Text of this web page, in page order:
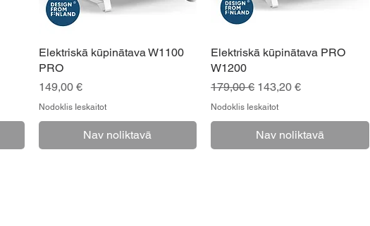
Elektriskā kūpinātava W1100
PRO
Cena
149,00 €
Nodoklis Ieskaitot
Nav noliktavā
Elektriskā kūpinātava PRO
W1200
Parastā cena
179,00 € Izpārdošanas cena
143,20 €
Nodoklis Ieskaitot
Nav noliktavā